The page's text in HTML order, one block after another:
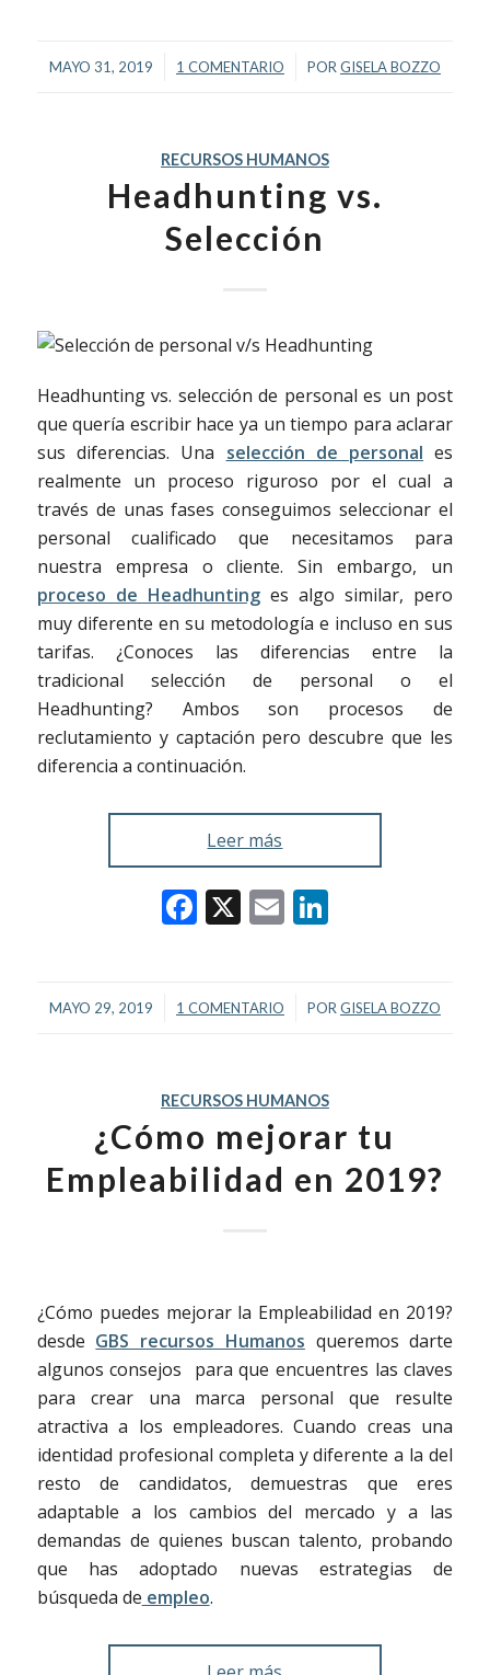
MAYO 31, 2019
/ 1 COMENTARIO
/ POR GISELA BOZZO
RECURSOS HUMANOS
Headhunting vs.
Selección
Headhunting vs. selección de personal es un post
que quería escribir hace ya un tiempo para aclarar
sus diferencias. Una selección de personal es
realmente un proceso riguroso por el cual a
través de unas fases conseguimos seleccionar el
personal cualificado que necesitamos para
nuestra empresa o cliente. Sin embargo, un
proceso de Headhuntinges algo similar, pero
muy diferente en su metodología e incluso en sus
tarifas. ¿Conoces las diferencias entre la
tradicional selección de personal o el
Headhunting? Ambos son procesos de
reclutamiento y captación pero descubre que les
diferencia a continuación.
Leer más
Facebook
X EmailLinkedIn
MAYO 29, 2019
/ 1 COMENTARIO
/ POR GISELA BOZZO
RECURSOS HUMANOS
¿Cómo mejorar tu
Empleabilidad en 2019?
¿Cómo puedes mejorar la Empleabilidad en 2019?
desde GBS recursos Humanos queremos darte
algunos consejos para que encuentres las claves
para crear una marca personal que resulte
atractiva a los empleadores. Cuando creas una
identidad profesional completa y diferente a la del
resto de candidatos, demuestras que eres
adaptable a los cambios del mercado y a las
demandas de quienes buscan talento, probando
que has adoptado nuevas estrategias de
búsqueda de empleo.